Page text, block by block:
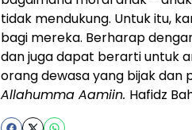
tidak mendukung. Untuk itu,
bagi mereka. Berharap
dan juga dapat berarti untuk
orang dewasa yang bijak dan
Allahumma Aamiin. Hafidz